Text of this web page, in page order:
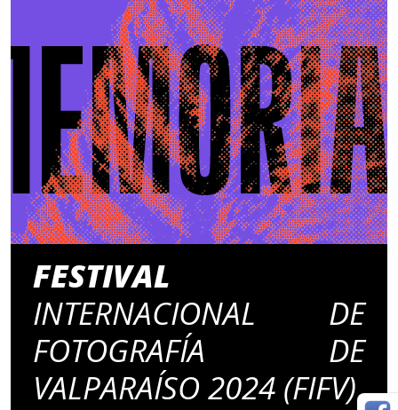
FESTIVAL
INTERNACIONAL DE
FOTOGRAFÍA DE
VALPARAÍSO 2024 (FIFV)